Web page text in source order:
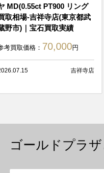
MD(0.55ct PT900 リング
取相場-吉祥寺店(東京都武
野市)｜宝石買取実績
考買取価格： 70,000円
吉祥寺店
ゴールドプラ